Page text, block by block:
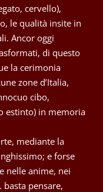
cervello),
le qualità insite in
Ancor oggi
di questo
la cerimonia
zone d’Italia,
cibo,
estinto) in memoria
mediante la
e forse
nelle anime, nei
pensare,